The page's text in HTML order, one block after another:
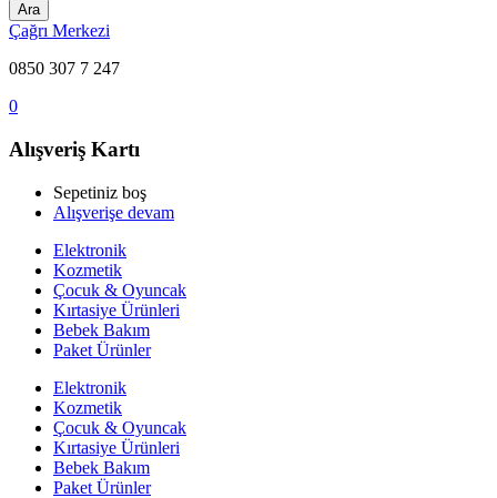
Ara
Çağrı Merkezi
0850 307 7 247
0
Alışveriş Kartı
Sepetiniz boş
Alışverişe devam
Elektronik
Kozmetik
Çocuk & Oyuncak
Kırtasiye Ürünleri
Bebek Bakım
Paket Ürünler
Elektronik
Kozmetik
Çocuk & Oyuncak
Kırtasiye Ürünleri
Bebek Bakım
Paket Ürünler